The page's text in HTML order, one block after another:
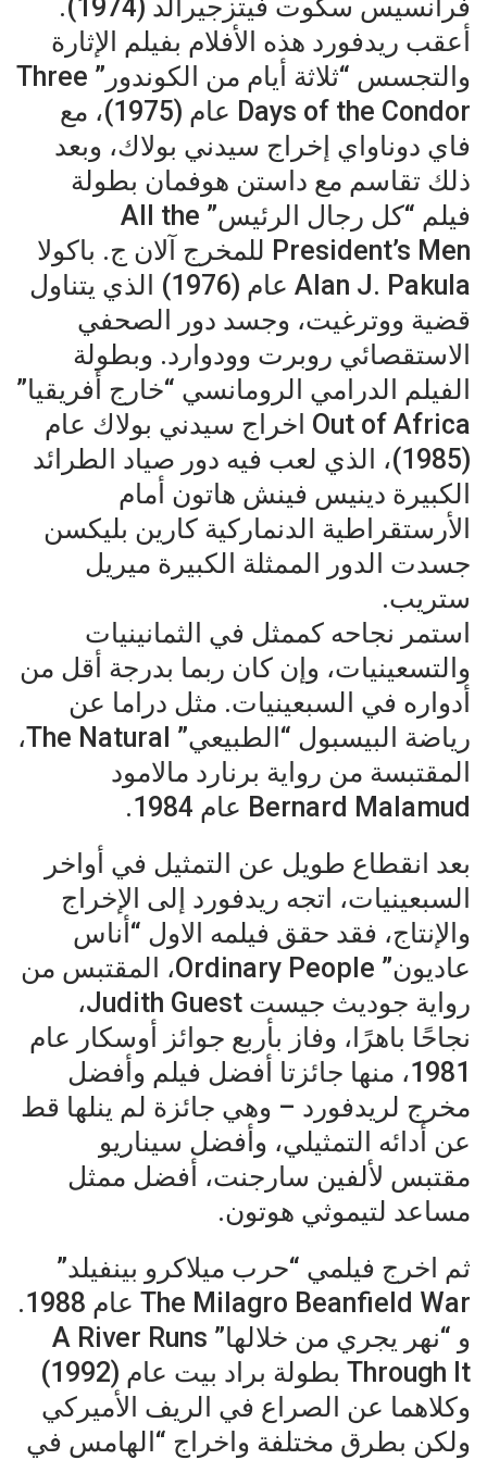
فرانسيس سكوت فيتزجيرالد (1974).
أعقب ريدفورد هذه الأفلام بفيلم الإثارة
والتجسس “ثلاثة أيام من الكوندور” Three
Days of the Condor عام (1975)، مع
فاي دوناواي إخراج سيدني بولاك، وبعد
ذلك تقاسم مع داستن هوفمان بطولة
فيلم “كل رجال الرئيس” All the
President’s Men للمخرج آلان ج. باكولا
Alan J. Pakula عام (1976) الذي يتناول
قضية ووترغيت، وجسد دور الصحفي
الاستقصائي روبرت وودوارد. وبطولة
الفيلم الدرامي الرومانسي “خارج أفريقيا”
Out of Africa اخراج سيدني بولاك عام
(1985)، الذي لعب فيه دور صياد الطرائد
الكبيرة دينيس فينش هاتون أمام
الأرستقراطية الدنماركية كارين بليكسن
جسدت الدور الممثلة الكبيرة ميريل
ستريب.
استمر نجاحه كممثل في الثمانينيات
والتسعينيات، وإن كان ربما بدرجة أقل من
أدواره في السبعينيات. مثل دراما عن
رياضة البيسبول “الطبيعي” The Natural،
المقتبسة من رواية برنارد مالامود
Bernard Malamud عام 1984.
بعد انقطاع طويل عن التمثيل في أواخر
السبعينيات، اتجه ريدفورد إلى الإخراج
والإنتاج، فقد حقق فيلمه الاول “أناس
عاديون” Ordinary People، المقتبس من
رواية جوديث جيست Judith Guest،
نجاحًا باهرًا، وفاز بأربع جوائز أوسكار عام
1981، منها جائزتا أفضل فيلم وأفضل
مخرج لريدفورد – وهي جائزة لم ينلها قط
عن أدائه التمثيلي، وأفضل سيناريو
مقتبس لألفين سارجنت، أفضل ممثل
مساعد لتيموثي هوتون.
ثم اخرج فيلمي “حرب ميلاكرو بينفيلد”
The Milagro Beanfield War عام 1988.
و “نهر يجري من خلالها” A River Runs
Through It بطولة براد بيت عام (1992)
وكلاهما عن الصراع في الريف الأميركي
ولكن بطرق مختلفة واخراج “الهامس في